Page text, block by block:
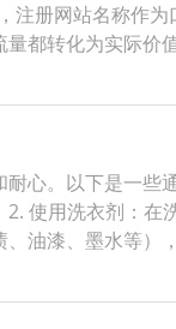
注册网站名称作
都转化为实际价
心。以下是一
使用洗衣剂：
油漆、墨水等），